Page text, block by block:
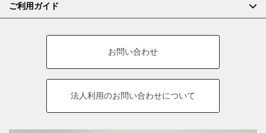
ご利用ガイド
お問い合わせ
法人利用のお問い合わせについて